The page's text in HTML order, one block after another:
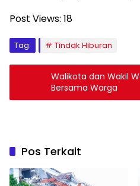
Post Views: 18
Tag: Tindak Hiburan
Walikota dan Wakil
Bersama Warga
Pos Terkait